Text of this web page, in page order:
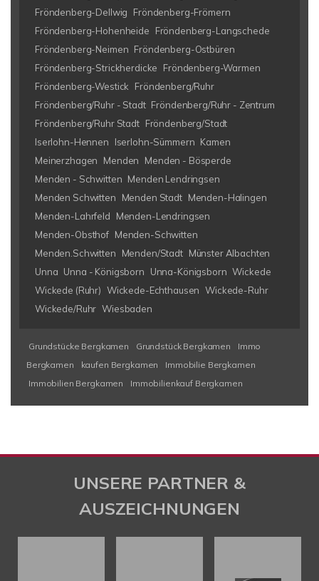
Fröndenberg-Dellwig
Fröndenberg-Frömern
Fröndenberg-Hohenheide
Fröndenberg-Langschede
Fröndenberg-Neimen Fröndenberg-Ostbüren
Fröndenberg-Strickherdicke
Fröndenberg-Warmen
Fröndenberg-Westick
Fröndenberg/Ruhr
Fröndenberg/Ruhr - Stadt Fröndenberg/Ruhr - Zentrum
Fröndenberg/Ruhr Stadt Fröndenberg/Stadt
Iserlohn-Hennen
Iserlohn-Sümmern Kamen
Meinerzhagen
Menden
Menden - Bösperde
Menden - Schwitten Menden Lendringsen
Menden Schwitten
Menden Stadt Menden-Halingen
Menden-Lahrfeld
Menden-Lendringsen
Menden-Obsthof Menden-Schwitten
Menden.Schwitten
Menden/Stadt Münster Albachten
Unna Unna - Königsborn Unna-Königsborn Wickede
Wickede (Ruhr) Wickede-Echthausen Wickede-Ruhr
Wickede/Ruhr Wiesbaden
Grundstücke Bergkamen Grundstück Bergkamen
Immo
Bergkamen
kaufen Bergkamen
Immobilie Bergkamen
Immobilien Bergkamen
Immobilienkauf Bergkamen
UNSERE PARTNER &
AUSZEICHNUNGEN